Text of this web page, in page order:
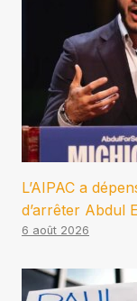
L’AIPAC a
d’arrêter Abdul
6 août 2026